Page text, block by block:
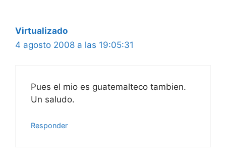
Virtualizado
4 agosto 2008 a las 19:05:31
Pues el mio es guatemalteco tambien.
Un saludo.
Responder